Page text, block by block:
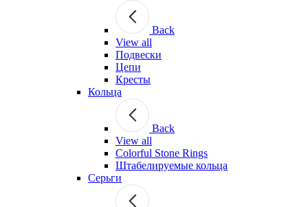
Back
View all
Подвески
Цепи
Кресты
Кольца
Back
View all
Colorful Stone Rings
Штабелируемые кольца
Серьги